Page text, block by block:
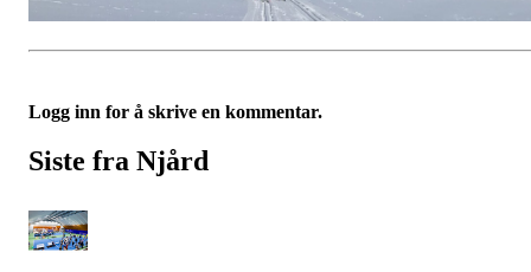
Logg inn for å skrive en kommentar.
Siste fra Njård